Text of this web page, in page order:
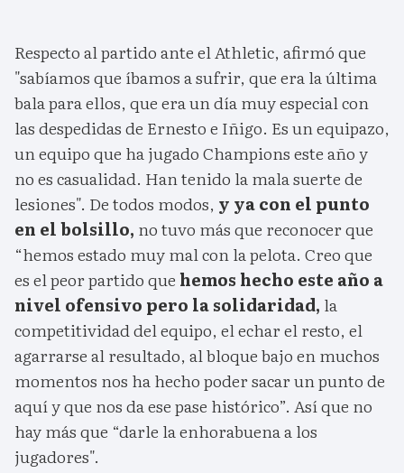
Respecto al partido ante el Athletic, afirmó que
"sabíamos que íbamos a sufrir, que era la última
bala para ellos, que era un día muy especial con
las despedidas de Ernesto e Iñigo. Es un equipazo,
un equipo que ha jugado Champions este año y
no es casualidad. Han tenido la mala suerte de
lesiones". De todos modos, y ya con el punto
en el bolsillo, no tuvo más que reconocer que
“hemos estado muy mal con la pelota. Creo que
es el peor partido que hemos hecho este año a
nivel ofensivo pero la solidaridad, la
competitividad del equipo, el echar el resto, el
agarrarse al resultado, al bloque bajo en muchos
momentos nos ha hecho poder sacar un punto de
aquí y que nos da ese pase histórico”. Así que no
hay más que “darle la enhorabuena a los
jugadores".